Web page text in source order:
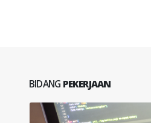
BIDANG PEKERJAAN